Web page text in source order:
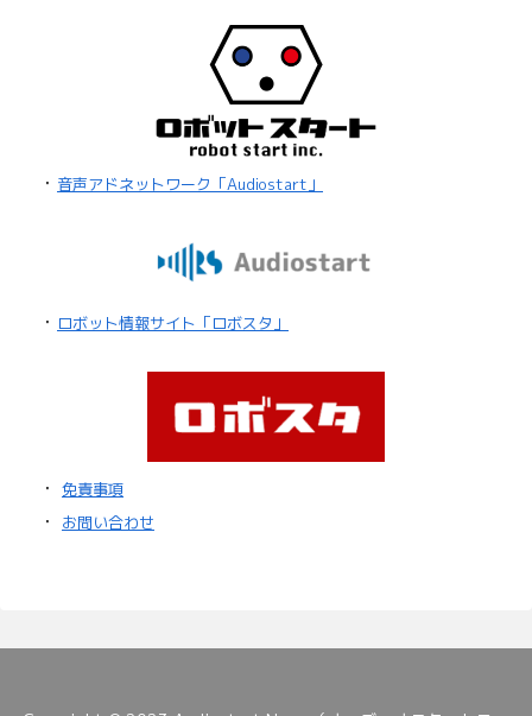
・ 音声アドネットワーク「Audiostart」
・ ロボット情報サイト「ロボスタ」
・ 免責事項
・ お問い合わせ